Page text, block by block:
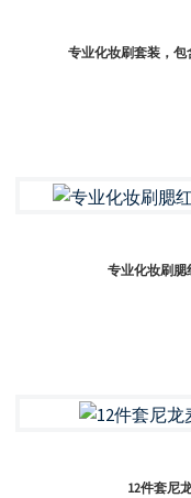
专业化妆刷套装，包
专业化妆刷腮
12件套尼